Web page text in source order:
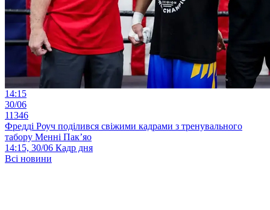
14:15
30/06
11346
Фредді Роуч поділився свіжими кадрами з тренувального
табору Менні Пак’яо
14:15, 30/06 Кадр дня
Всі новини